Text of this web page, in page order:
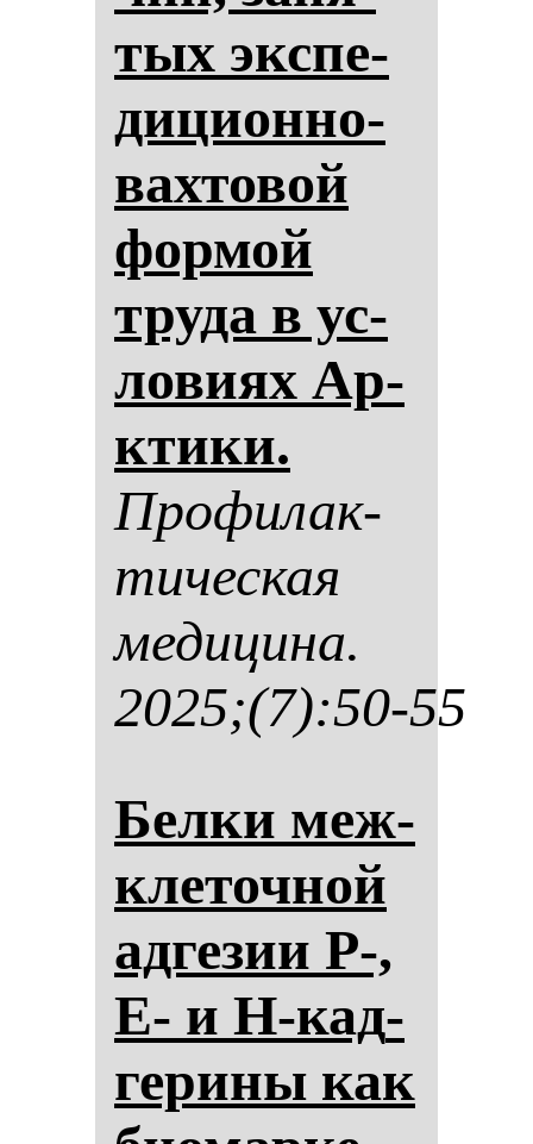
тых эк­спе­
ди­ци­он­но-
вах­то­вой
фор­мой
тру­да в ус­
ло­ви­ях Ар­
кти­ки.
Про­фи­лак­
ти­чес­кая
ме­ди­ци­на.
2025;(7):50-55
Бел­ки меж­
кле­точ­ной
ад­ге­зии P-,
E- и H-кад­
ге­ри­ны как